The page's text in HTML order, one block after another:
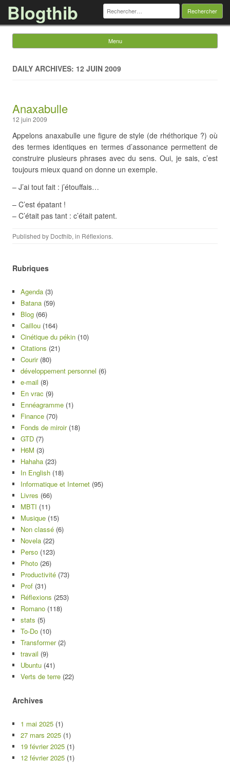
Blogthib Rechercher :
Menu
DAILY ARCHIVES: 12 JUIN 2009
Anaxabulle
12 juin 2009
Appelons anaxabulle une figure de style (de rhéthorique ?) où
des termes identiques en termes d’assonance permettent de
construire plusieurs phrases avec du sens. Oui, je sais, c’est
toujours mieux quand on donne un exemple.
– J’ai tout fait : j’étouffais…
– C’est épatant !
– C’était pas tant : c’était patent.
Published by Docthib, in Réflexions.
Rubriques
Agenda (3)
Batana (59)
Blog (66)
Caillou (164)
Cinétique du pékin (10)
Citations (21)
Courir(80)
développement personnel (6)
e-mail (8)
En vrac (9)
Ennéagramme (1)
Finance (70)
Fonds de miroir(18)
GTD (7)
H6M (3)
Hahaha (23)
In English (18)
Informatique et Internet (95)
Livres (66)
MBTI (11)
Musique (15)
Non classé (6)
Novela (22)
Perso (123)
Photo (26)
Productivité (73)
Prof (31)
Réflexions (253)
Romano (118)
stats (5)
To-Do (10)
Transformer(2)
travail (9)
Ubuntu (41)
Verts de terre (22)
Archives
1 mai 2025 (1)
27 mars 2025 (1)
19 février 2025 (1)
12 février 2025 (1)